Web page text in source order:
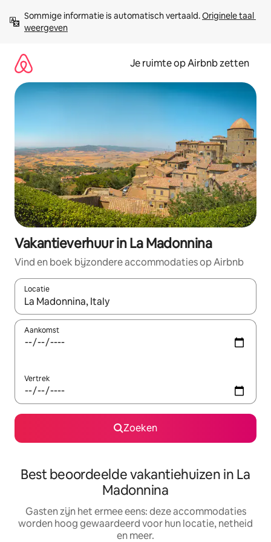
direct
naar
Sommige informatie is automatisch vertaald. Originele taal
weergeven
Je ruimte op Airbnb zetten
Vakantieverhuur in La Madonnina
Vind en boek bijzondere accommodaties op Airbnb
Locatie
Wanneer er suggesties beschikbaar zijn, maak je een keuze
Aankomst
Vertrek
Zoeken
Best beoordeelde vakantiehuizen in La
Madonnina
Gasten zijn het ermee eens: deze accommodaties
worden hoog gewaardeerd voor hun locatie, netheid
en meer.